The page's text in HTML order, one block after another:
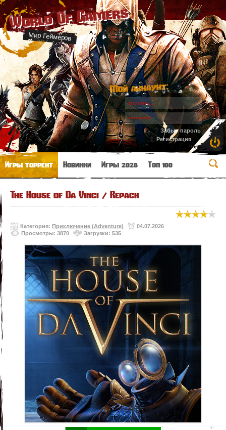
World Of Gamers
Мир Геймеров
Мой аккаунт:
Забыл пароль
Регистрация
Игры торрент Новинки Игры 2026 Топ 100
The House of Da Vinci / Repack
Категория: Приключение (Adventure)
04.07.2026
Просмотры: 3870
Загрузки: 535